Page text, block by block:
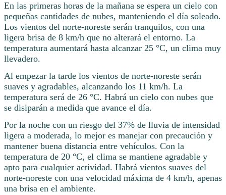
En las primeras horas de la mañana se espera un cielo con
pequeñas cantidades de nubes, manteniendo el día soleado.
Los vientos del norte-noreste serán tranquilos, con una
ligera brisa de 8 km/h que no alterará el entorno. La
temperatura aumentará hasta alcanzar 25 °C, un clima muy
llevadero.
Al empezar la tarde los vientos de norte-noreste serán
suaves y agradables, alcanzando los 11 km/h. La
temperatura será de 26 °C. Habrá un cielo con nubes que
se disiparán a medida que avance el día.
Por la noche con un riesgo del 37% de lluvia de intensidad
ligera a moderada, lo mejor es manejar con precaución y
mantener buena distancia entre vehículos. Con la
temperatura de 20 °C, el clima se mantiene agradable y
apto para cualquier actividad. Habrá vientos suaves del
norte-noreste con una velocidad máxima de 4 km/h, apenas
una brisa en el ambiente.